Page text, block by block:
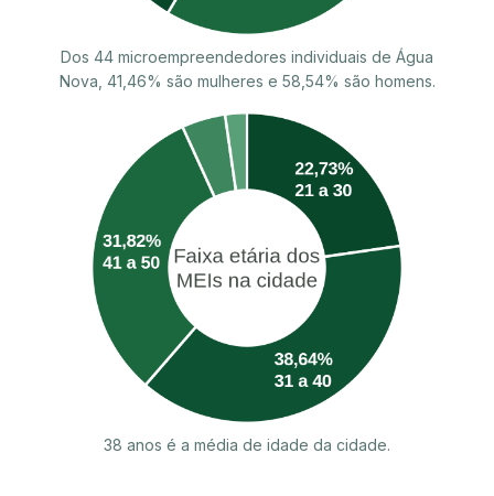
Dos 44 microempreendedores individuais de Água
Nova, 41,46% são mulheres e 58,54% são homens.
38 anos é a média de idade da cidade.